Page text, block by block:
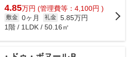
4.85万円 (管理費等：4,100円 )
敷金 0ヶ月 礼金 5.85万円
1階 / 1LDK / 50.16㎡